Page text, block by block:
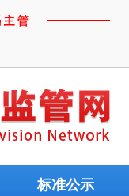
标准公示